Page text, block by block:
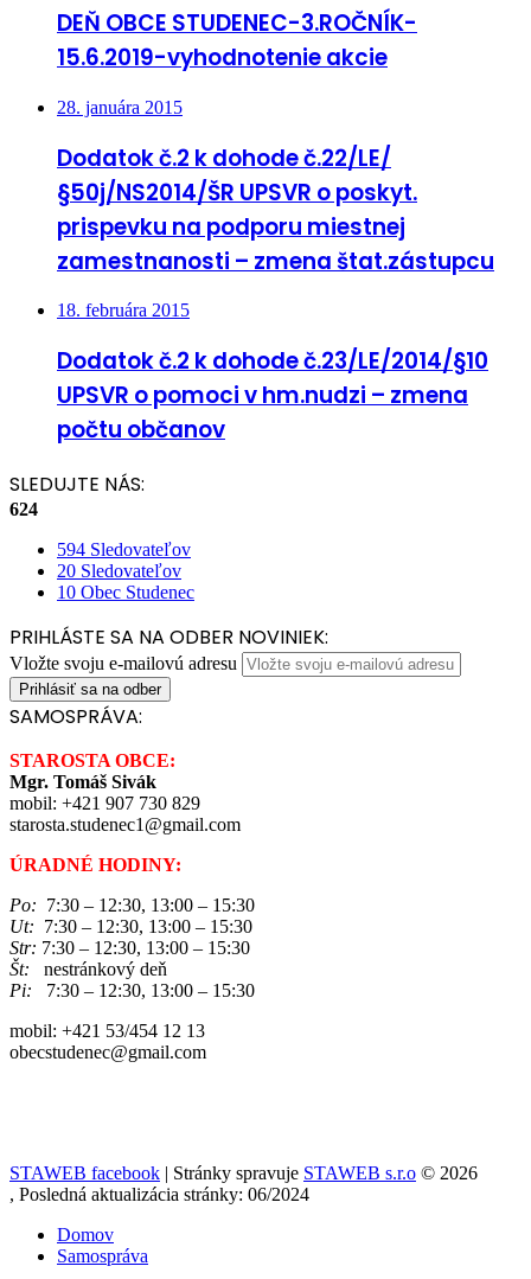
DEŇ OBCE STUDENEC-3.ROČNÍK-
15.6.2019-vyhodnotenie akcie
28. januára 2015
Dodatok č.2 k dohode č.22/LE/
§50j/NS2014/ŠR UPSVR o poskyt.
prispevku na podporu miestnej
zamestnanosti – zmena štat.zástupcu
18. februára 2015
Dodatok č.2 k dohode č.23/LE/2014/§10
UPSVR o pomoci v hm.nudzi – zmena
počtu občanov
SLEDUJTE NÁS:
624
594 Sledovateľov
20 Sledovateľov
10 Obec Studenec
PRIHLÁSTE SA NA ODBER NOVINIEK:
Vložte svoju e-mailovú adresu
SAMOSPRÁVA:
STAROSTA OBCE:
Mgr. Tomáš Sivák
mobil: +421 907 730 829
starosta.studenec1@gmail.com
ÚRADNÉ HODINY:
Po: 7:30 – 12:30, 13:00 – 15:30
Ut: 7:30 – 12:30, 13:00 – 15:30
Str: 7:30 – 12:30, 13:00 – 15:30
Št: nestránkový deň
Pi: 7:30 – 12:30, 13:00 – 15:30
mobil: +421 53/454 12 13
obecstudenec@gmail.com
STAWEB facebook | Stránky spravuje STAWEB s.r.o © 2026
, Posledná aktualizácia stránky: 06/2024
Domov
Samospráva